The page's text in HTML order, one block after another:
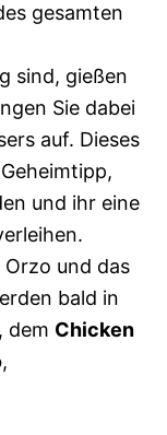
gesamten
sind, gießen
Sie dabei
auf. Dieses
und ihr eine
und das
bald in
dem Chicken
,